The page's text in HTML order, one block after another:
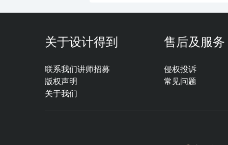
关于设计得到
联系我们
版权声明
关于我们
讲师招募
售后及服务
侵权投诉
常见问题